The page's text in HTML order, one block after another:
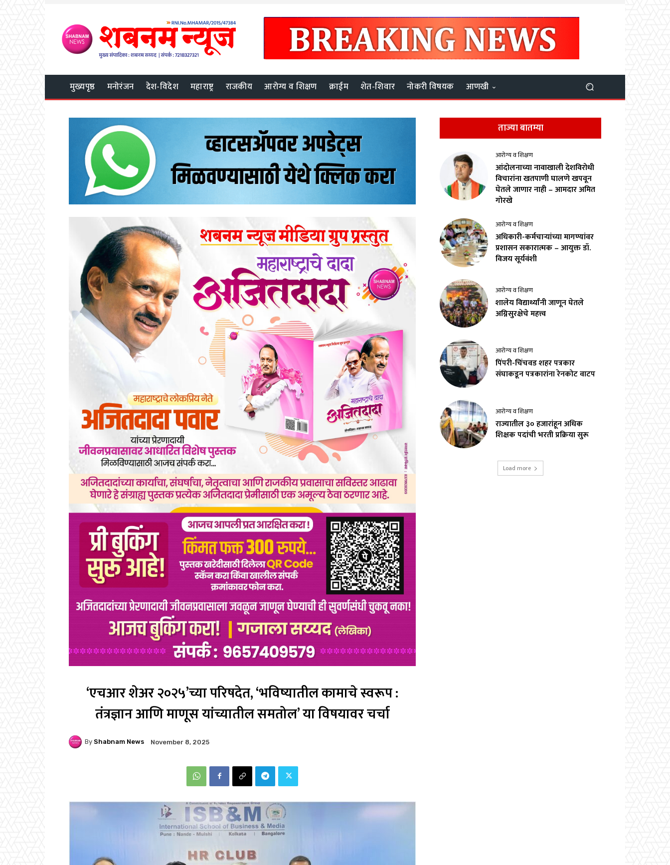
मुख्यपृष्ठ मनोरंजन देश-विदेश महाराष्ट्र राजकीय आरोग्य व शिक्षण क्राईम शेत-शिवार नोकरी विषयक आणखी
‘एचआर शेअर २०२५’च्या परिषदेत, ‘भविष्यातील कामाचे स्वरूप :
तंत्रज्ञान आणि माणूस यांच्यातील समतोल’ या विषयावर चर्चा
By Shabnam News November 8, 2025
ताज्या बातम्या
आरोग्य व शिक्षण
आंदोलनाच्या नावाखाली देशविरोधी
विचारांना खतपाणी घालणे खपवून
घेतले जाणार नाही – आमदार अमित
गोरखे
आरोग्य व शिक्षण
अधिकारी-कर्मचाऱ्यांच्या मागण्यांवर
प्रशासन सकारात्मक – आयुक्त डॉ.
विजय सूर्यवंशी
आरोग्य व शिक्षण
शालेय विद्यार्थ्यांनी जाणून घेतले
अग्निसुरक्षेचे महत्त्व
आरोग्य व शिक्षण
पिंपरी-चिंचवड शहर पत्रकार
संघाकडून पत्रकारांना रेनकोट वाटप
आरोग्य व शिक्षण
राज्यातील ३० हजारांहून अधिक
शिक्षक पदांची भरती प्रक्रिया सुरू
Load more